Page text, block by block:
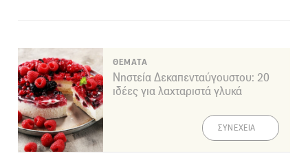
ΘΕΜΑΤΑ
Νηστεία Δεκαπενταύγουστου: 20
ιδέες για λαχταριστά γλυκά
ΣΥΝΕΧΕΙΑ